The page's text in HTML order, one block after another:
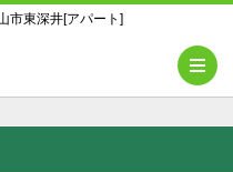
市東深井[アパート]